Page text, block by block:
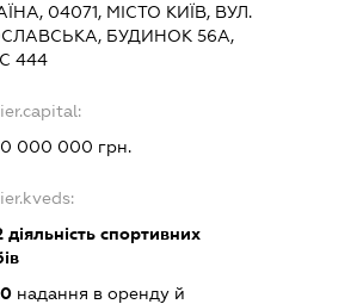
04071, МІСТО КИЇВ, ВУЛ.
БУДИНОК 56А,
444
000 000 грн.
діяльність спортивних
надання в оренду й